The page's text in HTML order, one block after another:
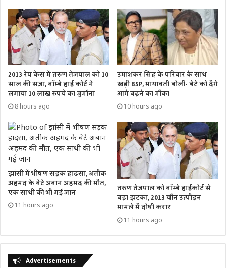
2013 रेप केस में तरुण तेजपाल को 10
साल की सज़ा, बॉम्बे हाई कोर्ट ने
लगाया 10 लाख रुपये का जुर्माना
8 hours ago
उमाशंकर सिंह के परिवार के साथ
खड़ी BSP, मायावती बोलीं- बेटे को देंगे
आगे बढ़ने का मौका
10 hours ago
झांसी में भीषण सड़क हादसा, अतीक
अहमद के बेटे अबान अहमद की मौत,
एक साथी की भी गई जान
11 hours ago
तरुण तेजपाल को बॉम्बे हाईकोर्ट से
बड़ा झटका, 2013 यौन उत्पीड़न
मामले में दोषी करार
11 hours ago
Advertisements